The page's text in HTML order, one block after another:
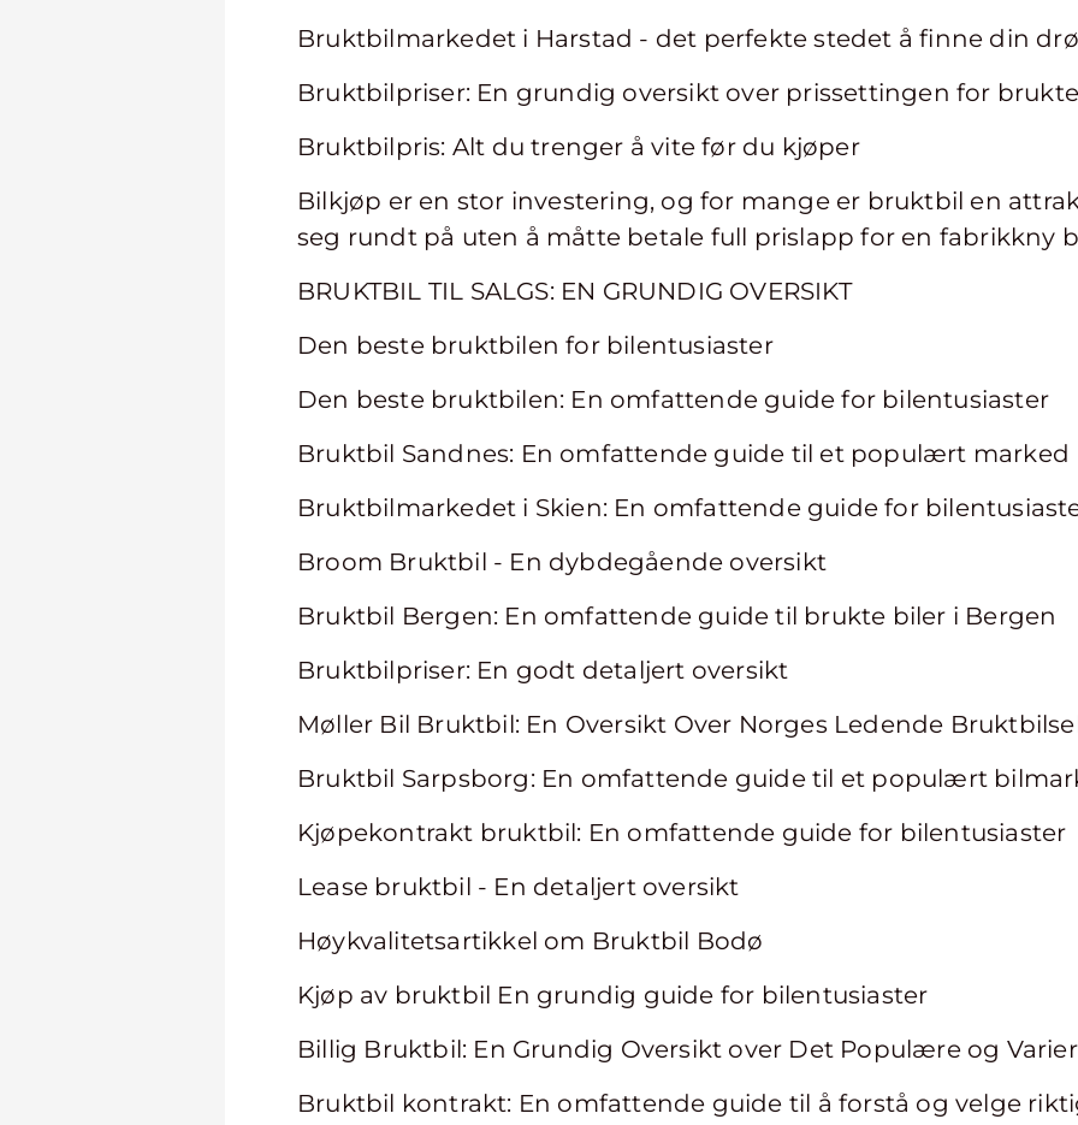
Bruktbilmarkedet i Harstad - det perfekte stedet å finne din
Bruktbilpriser: En grundig oversikt over prissettingen for
Bruktbilpris: Alt du trenger å vite før du kjøper
Bilkjøp er en stor investering, og for mange er bruktbil en
seg rundt på uten å måtte betale full prislapp for en fabrikkny
BRUKTBIL TIL SALGS: EN GRUNDIG OVERSIKT
Den beste bruktbilen for bilentusiaster
Den beste bruktbilen: En omfattende guide for bilentusiaster
Bruktbil Sandnes: En omfattende guide til et populært marked
Bruktbilmarkedet i Skien: En omfattende guide for
Broom Bruktbil - En dybdegående oversikt
Bruktbil Bergen: En omfattende guide til brukte biler i Bergen
Bruktbilpriser: En godt detaljert oversikt
Møller Bil Bruktbil: En Oversikt Over Norges Ledende
Bruktbil Sarpsborg: En omfattende guide til et populært
Kjøpekontrakt bruktbil: En omfattende guide for bilentusiaster
Lease bruktbil - En detaljert oversikt
Høykvalitetsartikkel om Bruktbil Bodø
Kjøp av bruktbil En grundig guide for bilentusiaster
Billig Bruktbil: En Grundig Oversikt over Det Populære og
Bruktbil kontrakt: En omfattende guide til å forstå og velge